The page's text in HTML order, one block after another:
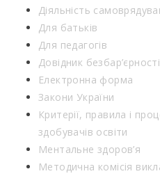
Діяльність
Для батьків
Для педагогів
Довідник безбар’єрності
Електронна форма
Закони України
Критерії, правила і
здобувачів освіти
Ментальне здоров’я
Методична комісія